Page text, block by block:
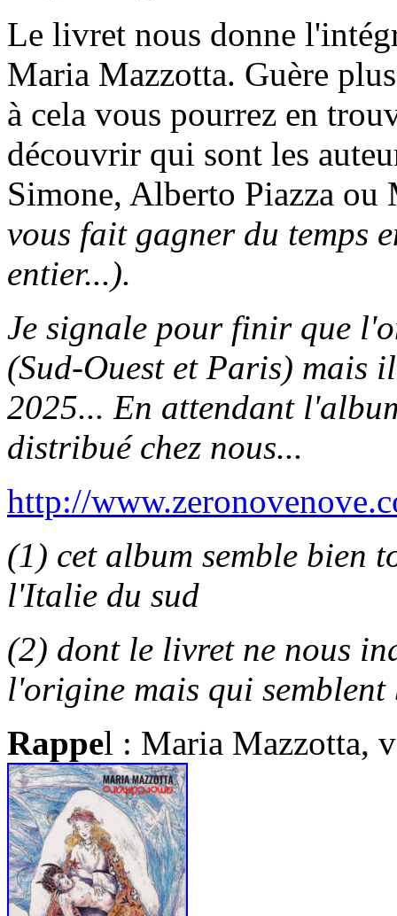
Le livret nous donne
Maria Mazzotta. Guère
à cela vous pourrez en
découvrir qui sont les
Simone, Alberto Piazza
vous fait gagner du temps
entier...).
Je signale pour finir que
(Sud-Ouest et Paris) mais
2025... En attendant
distribué chez nous...
http://
(1) cet album semble bien
l'Italie du sud
(2) dont le livret ne nous
l'origine mais qui
Rappel : Maria Mazzotta,